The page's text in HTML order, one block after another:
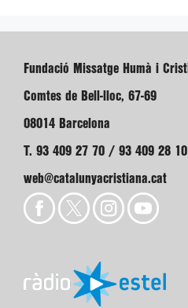
Fundació Missatge Humà i
Comtes de Bell-lloc, 67-69
08014 Barcelona
T. 93 409 27 70 / 93 409 28 10
web@catalunyacristiana.cat